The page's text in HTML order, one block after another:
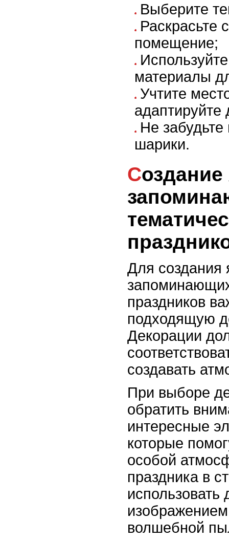
Выберите
Раскрасьте
помещение;
материалы
Учтите
адаптируйте
Не
шарики.
Создание ярких и
Для создания
праздников
подходящую
Декорации
создавать
При выборе
обратить
интересные
которые
особой
праздника в
использовать
волшебной